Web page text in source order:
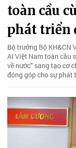
toàn cầu
phát triển
Bộ trưởng Bộ KH&CN
AI Việt Nam toàn cầu
về nước" sang tạo cơ
đóng góp cho sự phát